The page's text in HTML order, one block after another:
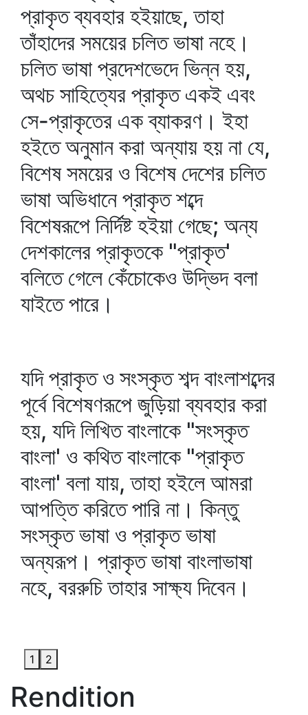
প্রাকৃত ব্যবহার হইয়াছে, তাহা
তাঁহাদের সময়ের চলিত ভাষা নহে।
চলিত ভাষা প্রদেশভেদে ভিন্ন হয়,
অথচ সাহিত্যের প্রাকৃত একই এবং
সে-প্রাকৃতের এক ব্যাকরণ। ইহা
হইতে অনুমান করা অন্যায় হয় না যে,
বিশেষ সময়ের ও বিশেষ দেশের চলিত
ভাষা অভিধানে প্রাকৃত শব্দে
বিশেষরূপে নির্দিষ্ট হইয়া গেছে; অন্য
দেশকালের প্রাকৃতকে "প্রাকৃত'
বলিতে গেলে কেঁচোকেও উদ্ভিদ বলা
যাইতে পারে।
যদি প্রাকৃত ও সংস্কৃত শব্দ বাংলাশব্দের
পূর্বে বিশেষণরূপে জুড়িয়া ব্যবহার করা
হয়, যদি লিখিত বাংলাকে "সংস্কৃত
বাংলা' ও কথিত বাংলাকে "প্রাকৃত
বাংলা' বলা যায়, তাহা হইলে আমরা
আপত্তি করিতে পারি না। কিন্তু
সংস্কৃত ভাষা ও প্রাকৃত ভাষা
অন্যরূপ। প্রাকৃত ভাষা বাংলাভাষা
নহে, বররুচি তাহার সাক্ষ্য দিবেন।
1 2
Rendition